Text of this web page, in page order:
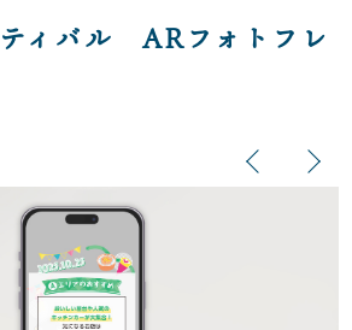
ィバル ARフォトフレ
Previous
Next